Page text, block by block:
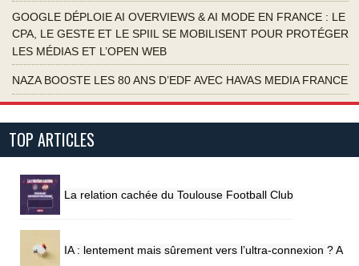
GOOGLE DÉPLOIE AI OVERVIEWS & AI MODE EN FRANCE : LE
CPA, LE GESTE ET LE SPIIL SE MOBILISENT POUR PROTÉGER
LES MÉDIAS ET L’OPEN WEB
NAZA BOOSTE LES 80 ANS D’EDF AVEC HAVAS MEDIA FRANCE
TOP ARTICLES
La relation cachée du Toulouse Football Club
IA : lentement mais sûrement vers l’ultra-connexion ? A